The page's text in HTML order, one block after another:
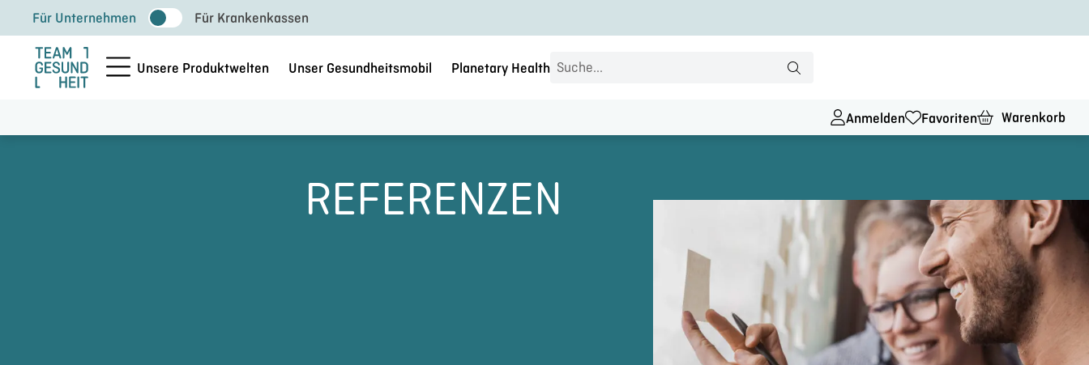
Inhalt
springen
Für Unternehmen Für Krankenkassen
Unsere Produktwelten Unser Gesundheitsmobil Planetary Health Search
Anmelden Favoriten Warenkorb
REFERENZEN